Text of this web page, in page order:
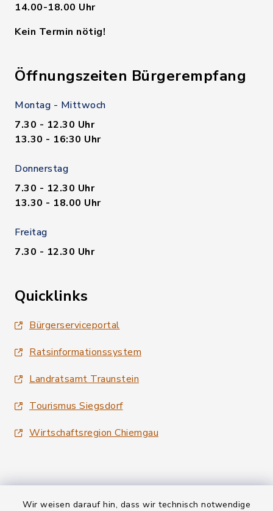
Wir weisen darauf hin, dass wir technisch notwendige
14.00-18.00 Uhr
Kein Termin nötig!
Öffnungszeiten Bürgerempfang
Montag - Mittwoch
7.30 - 12.30 Uhr
13.30 - 16:30 Uhr
Donnerstag
7.30 - 12.30 Uhr
13.30 - 18.00 Uhr
Freitag
7.30 - 12.30 Uhr
Quicklinks
Bürgerserviceportal
Ratsinformationssystem
Landratsamt Traunstein
Tourismus Siegsdorf
Wirtschaftsregion Chiemgau